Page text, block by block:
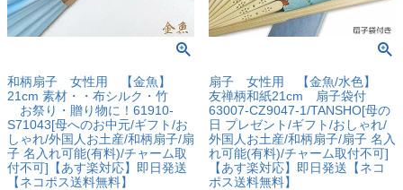
和柄扇子 女性用 【金魚】
21cm 素材・・布シルク・竹
お祭り・贈り物に！61910-
S71043[母へのお中元/ギフト/お
しゃれ/外国人お土産/和柄扇子/扇
子 名入れ可能(有料)/チャーム取
付不可]【あす楽対応】即日発送
【ネコポス送料無料】
扇子 女性用 【金魚/水色】
友禅柄和紙21cm 扇子袋付
63007-CZ9047-1/TANSHO[母の
日 プレゼント/ギフト/おしゃれ/
外国人お土産/和柄扇子/扇子 名入
れ可能(有料)/チャーム取付不可]
【あす楽対応】即日発送【ネコ
ポス送料無料】